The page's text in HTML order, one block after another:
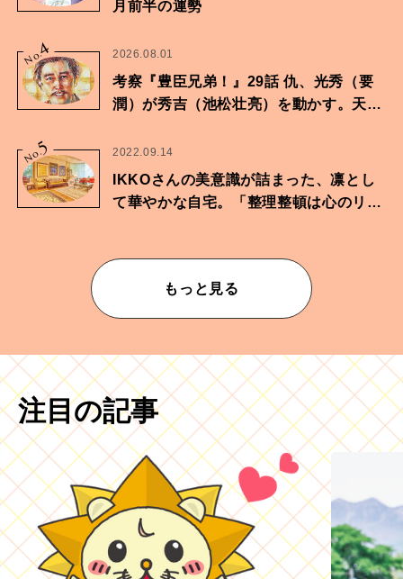
月前半の運勢
No.
4 2026.08.01
考察『豊臣兄弟！』29話 仇、光秀（要
潤）が秀吉（池松壮亮）を動かす。天下
No.5 2022.09.14
IKKOさんの美意識が詰まった、凛とし
て華やかな自宅。「整理整頓は心のリズ
もっと見る
注目の記事